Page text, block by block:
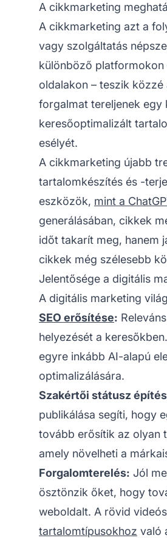
A cikkmarketing
A cikkmarketing azt a
vagy szolgáltatás
különböző
oldalakon – teszik
forgalmat tereljenek egy
keresőoptimalizált
esélyét.
A cikkmarketing újabb
tartalomkészítés és -
eszközök, mint a
generálásában, cikkek
időt takarít meg, hanem
cikkek még szélesebb
Jelentősége a digitális
A digitális marketing
SEO erősítése:
helyezését a
egyre inkább AI-alapú
optimalizálására.
Szakértői státusz
publikálása segíti, hogy
tovább erősítik az olyan
amely növelheti a
Forgalomterelés: Jól
ösztönzik őket, hogy
weboldalt. A rövid
tartalomtípusokhoz való